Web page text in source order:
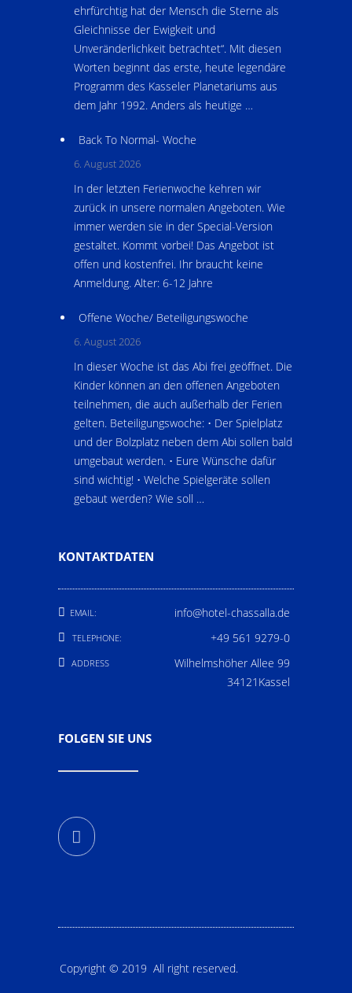
ehrfürchtig hat der Mensch die Sterne als
Gleichnisse der Ewigkeit und
Unveränderlichkeit betrachtet“. Mit diesen
Worten beginnt das erste, heute legendäre
Programm des Kasseler Planetariums aus
dem Jahr 1992. Anders als heutige …
Back To Normal- Woche
6. August 2026
In der letzten Ferienwoche kehren wir
zurück in unsere normalen Angeboten. Wie
immer werden sie in der Special-Version
gestaltet. Kommt vorbei! Das Angebot ist
offen und kostenfrei. Ihr braucht keine
Anmeldung. Alter: 6-12 Jahre
Offene Woche/ Beteiligungswoche
6. August 2026
In dieser Woche ist das Abi frei geöffnet. Die
Kinder können an den offenen Angeboten
teilnehmen, die auch außerhalb der Ferien
gelten. Beteiligungswoche: • Der Spielplatz
und der Bolzplatz neben dem Abi sollen bald
umgebaut werden. • Eure Wünsche dafür
sind wichtig! • Welche Spielgeräte sollen
gebaut werden? Wie soll …
KONTAKTDATEN
EMAIL: info@hotel-chassalla.de
TELEPHONE: +49 561 9279-0
ADDRESS
Wilhelmshöher Allee 99
34121Kassel
FOLGEN SIE UNS
Copyright © 2019 All right reserved.